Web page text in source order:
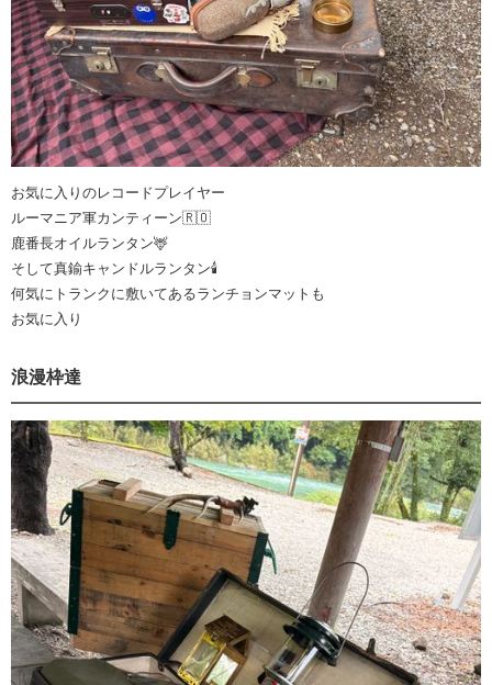
お気に入りのレコードプレイヤー
ルーマニア軍カンティーン🇷🇴
鹿番長オイルランタン🦌
そして真鍮キャンドルランタン🕯️
何気にトランクに敷いてあるランチョンマットも
お気に入り
浪漫枠達